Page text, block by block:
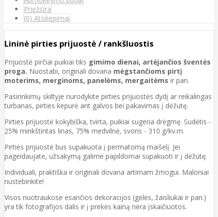
Priežiūra
(0) Atsiliepimai
Lininė pirties prijuostė / rankšluostis
Prijuostė pirčiai puikiai tiks gimimo dienai, artėjančios šventės
proga. Nuostabi, originali dovana mėgstančioms pirtį
moterims, merginoms, panelėms, mergaitėms ir pan.
Pasirinkimų skiltyje nurodykite pirties prijuostės dydį ar reikalingas
turbanas, pirties kepurė ant galvos bei pakavimas į dėžutę.
Pirties prijuostė kokybiška, tvirta, puikiai sugeria drėgmę. Sudėtis -
25% minkštintas linas, 75% medvilnė, svoris - 310 g/kv.m.
Pirties prijuostė bus supakuota į permatomą maišelį. Jei
pageidaujate, užsakymą galime papildomai supakuoti ir į dėžutę.
Individuali, praktiška ir originali dovana artimam žmogui. Maloniai
nustebinkite!
Visos nuotraukose esančios dekoracijos (gėlės, žaisliukai ir pan.)
yra tik fotografijos dalis ir į prekės kainą nėra įskaičiuotos.